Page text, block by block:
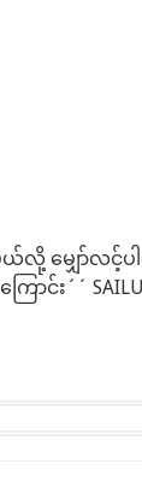
လို့ မျှော်လင့်
ောင်း´´